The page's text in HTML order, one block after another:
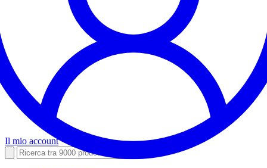
Il mio account